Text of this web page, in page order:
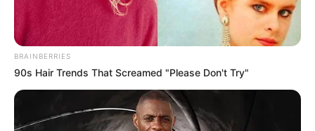
BRAINBERRIES
90s Hair Trends That Screamed "Please Don't Try"